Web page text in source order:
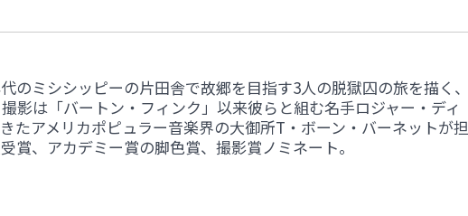
のミシシッピーの片田舎で故郷を目指す3人の脱獄囚の旅を描く、
影は「バートン・フィンク」以来彼らと組む名手ロジャー・ディ
たアメリカポピュラー音楽界の大御所T・ボーン・バーネットが担
賞、アカデミー賞の脚色賞、撮影賞ノミネート。